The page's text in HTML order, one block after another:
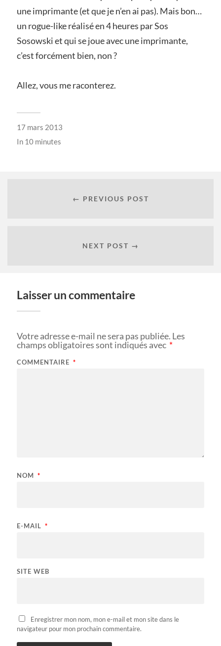
une imprimante (et que je n’en ai pas). Mais bon…
un rogue-like réalisé en 4 heures par Sos
Sosowski et qui se joue avec une imprimante,
c’est forcément bien, non ?
Allez, vous me raconterez.
17 mars 2013
In 10 minutes
← PREVIOUS POST
NEXT POST →
Laisser un commentaire
Votre adresse e-mail ne sera pas publiée. Les
champs obligatoires sont indiqués avec *
COMMENTAIRE *
NOM *
E-MAIL *
SITE WEB
Enregistrer mon nom, mon e-mail et mon site dans le
navigateur pour mon prochain commentaire.